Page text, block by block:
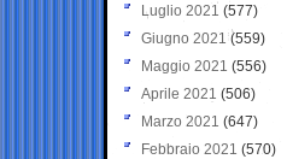
Luglio 2021 (577)
Giugno 2021(559)
Maggio 2021 (556)
Aprile 2021 (506)
Marzo 2021 (647)
Febbraio 2021 (570)